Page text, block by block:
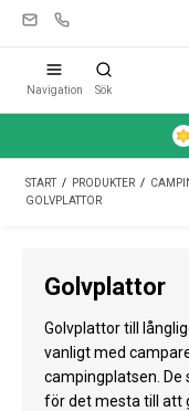
Tält
Rengöring & skötsel
Reseutrustning
Bil & släp
Navigation Sök
START / PRODUKTER /
GOLVPLATTOR
Golvplattor
Golvplattor till
vanligt med
campingplatsen. De
för det mesta till att